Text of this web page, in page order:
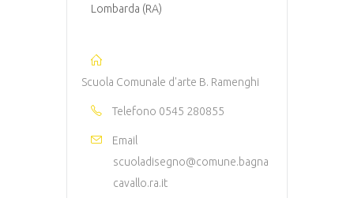
Lombarda (RA)
Scuola Comunale d'arte B. Ramenghi
Telefono 0545 280855
Email
scuoladisegno@comune.bagna
cavallo.ra.it